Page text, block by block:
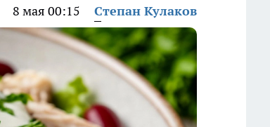
8 мая 00:15 Степан Кулаков